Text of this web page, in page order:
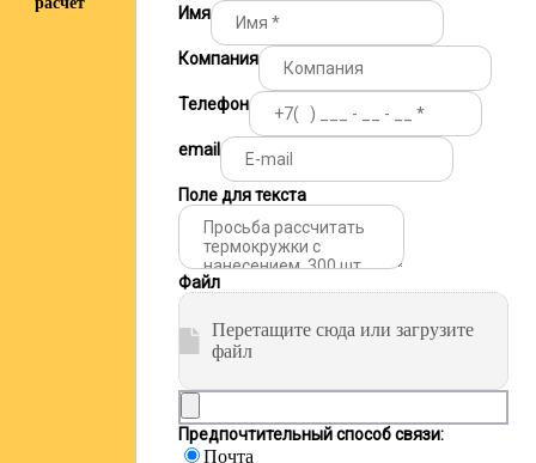
Имя
Компания
Телефон
email
Поле для текста
Файл
Перетащите сюда или загрузите
файл
Предпочтительный способ связи:
Почта